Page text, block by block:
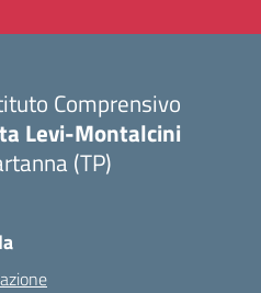
Comprensivo
Levi-Montalcini
(TP)